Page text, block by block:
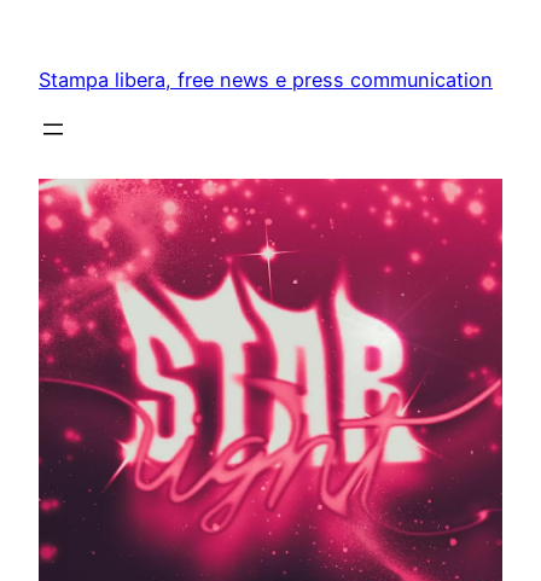
content
Stampa libera, free news e press communication